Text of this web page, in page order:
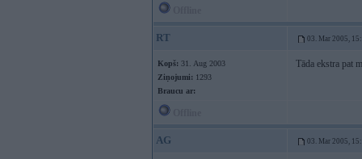
RT 03. Mar 2005,
Kopš: 31. Aug 2003
Ziņojumi: 1293
Braucu ar:
Tāda ekstra pat
AG 03. Mar 2005,